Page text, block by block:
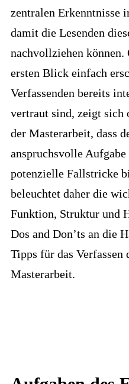
zentralen Erkenntnisse
damit die Lesenden
nachvollziehen können.
ersten Blick einfach
Verfassenden bereits
vertraut sind, zeigt sich
der Masterarbeit, dass
anspruchsvolle
potenzielle Fallstricke
beleuchtet daher die
Funktion, Struktur und
Dos and Don’ts an die
Tipps für das Verfassen
Masterarbeit.